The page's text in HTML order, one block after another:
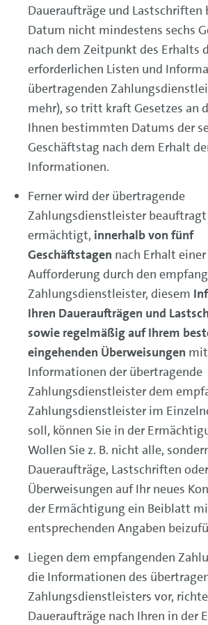
Daueraufträge und
Datum nicht mindestens sechs
nach dem Zeitpunkt des Erhalts
erforderlichen Listen und
übertragenden
mehr), so tritt kraft Gesetzes an
Ihnen bestimmten Datums der
Geschäftstag nach dem Erhalt
Informationen.
Ferner wird der übertragende
Zahlungsdienstleister
ermächtigt, innerhalb von fünf
Geschäftstagen nach Erhalt
Aufforderung durch den
Zahlungsdienstleister, diesem
Ihren Daueraufträgen und
sowie regelmäßig auf Ihrem
eingehenden Überweisungen
Informationen der übertragende
Zahlungsdienstleister dem
Zahlungsdienstleister im
soll, können Sie in der
Wollen Sie z. B. nicht alle,
Daueraufträge, Lastschriften
Überweisungen auf Ihr neues
der Ermächtigung ein Beiblatt
entsprechenden Angaben
Liegen dem empfangenden
die Informationen des
Zahlungsdienstleisters vor,
Daueraufträge nach Ihren in der